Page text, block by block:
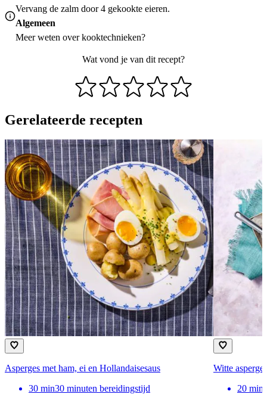
Vervang de zalm door 4 gekookte eieren.
Algemeen
Meer weten overkooktechnieken?
Wat vond je van dit recept?
Gerelateerde recepten
Asperges met ham, ei en Hollandaisesaus
30 min30 minuten bereidingstijd
Witte
20 min